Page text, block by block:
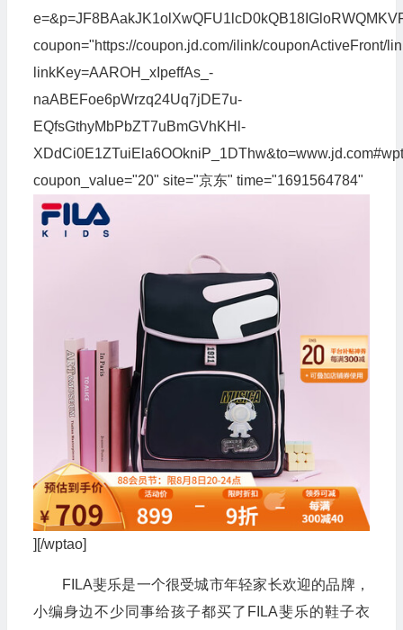
coupon="https://coupon.jd.com/ilink/couponActiveFront/
linkKey=AAROH_xIpeffAs_-
naABEFoe6pWrzq24Uq7jDE7u-
EQfsGthyMbPbZT7uBmGVhKHl-
coupon_value="20" site="京东" time="1691564784"
][/wptao]
FILA斐乐是一个很受城市年轻家长欢迎的品牌，
小编身边不少同事给孩子都买了FILA斐乐的鞋子衣